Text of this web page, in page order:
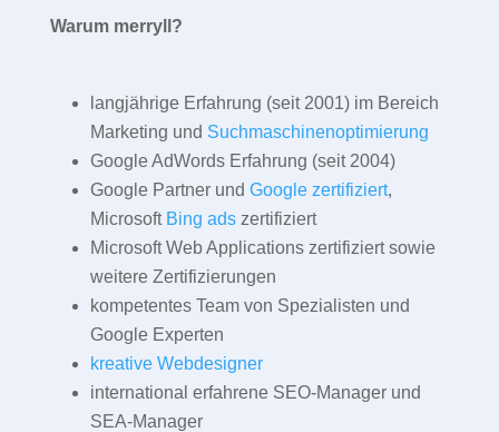
Warum merryll?
langjährige Erfahrung (seit 2001) im Bereich
Marketing und Suchmaschinenoptimierung
Google AdWords Erfahrung (seit 2004)
Google Partner und Google zertifiziert,
Microsoft Bing adszertifiziert
Microsoft Web Applications zertifiziert sowie
weitere Zertifizierungen
kompetentes Team von Spezialisten und
Google Experten
kreative Webdesigner
international erfahrene SEO-Manager und
SEA-Manager